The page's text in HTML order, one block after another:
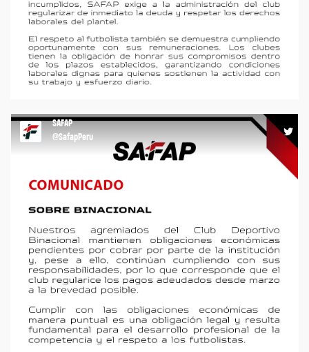
COMUNICADO #safap #agremiacion #futbol
13:04 02-06-26
SAFAP
@SafapPeru